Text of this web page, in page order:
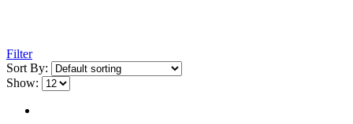
Filter
Sort By:
Show: